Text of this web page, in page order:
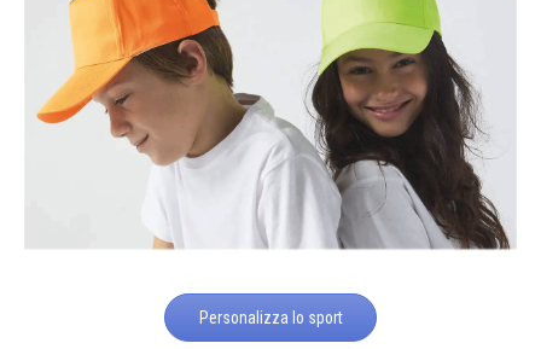
Personalizza lo sport